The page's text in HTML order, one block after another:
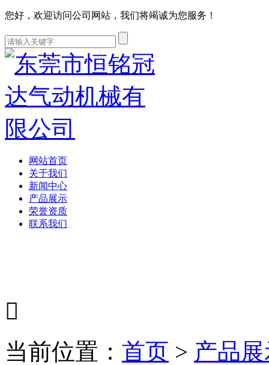
您好，欢迎访问公司网站，我们将竭诚为您服务！
网站首页
关于我们
新闻中心
产品展示
荣誉资质
联系我们

当前位置： 首页 > 产品